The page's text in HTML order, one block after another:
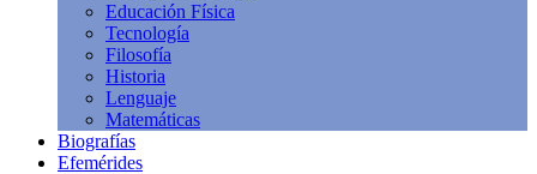
Educación Física
Tecnología
Filosofía
Historia
Lenguaje
Matemáticas
Biografías
Efemérides